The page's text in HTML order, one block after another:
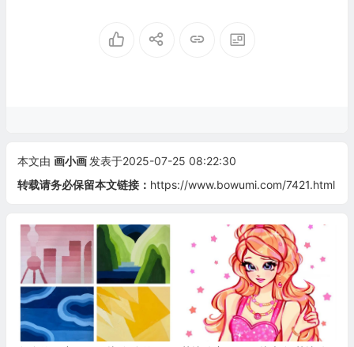
本文由 画小画 发表于2025-07-25 08:22:30
转载请务必保留本文链接： https://www.bowumi.com/7421.html